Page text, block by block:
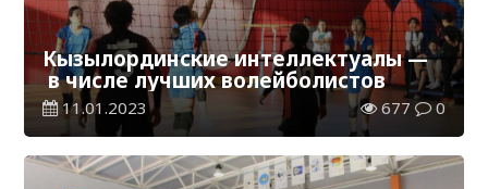
Кызылординские интеллектуалы —
в числе лучших волейболистов
11.01.2023 677 0